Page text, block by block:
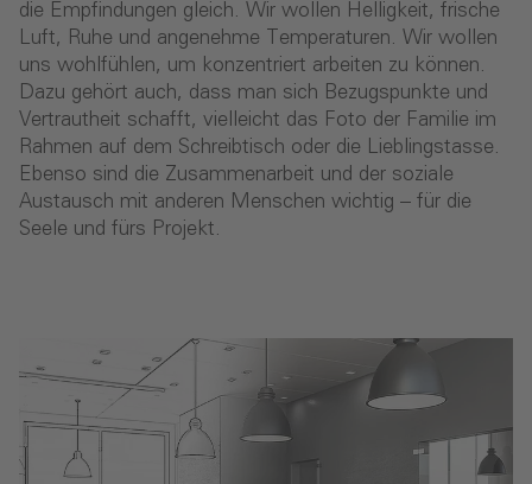
die Empfindungen gleich. Wir wollen Helligkeit, frische
Luft, Ruhe und angenehme Temperaturen. Wir wollen
uns wohlfühlen, um konzentriert arbeiten zu können.
Dazu gehört auch, dass man sich Bezugspunkte und
Vertrautheit schafft, vielleicht das Foto der Familie im
Rahmen auf dem Schreibtisch oder die Lieblingstasse.
Ebenso sind die Zusammenarbeit und der soziale
Austausch mit anderen Menschen wichtig – für die
Seele und fürs Projekt.